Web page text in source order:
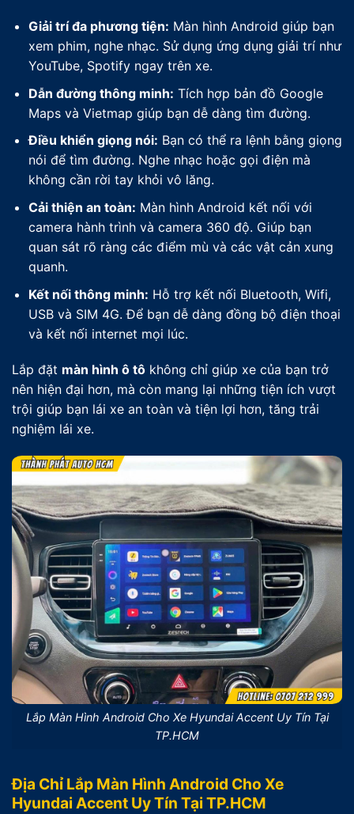
Giải trí đa phương tiện: Màn hình Android giúp bạn
xem phim, nghe nhạc. Sử dụng ứng dụng giải trí như
YouTube, Spotify ngay trên xe.
Dẫn đường thông minh: Tích hợp bản đồ Google
Maps và Vietmap giúp bạn dễ dàng tìm đường.
Điều khiển giọng nói: Bạn có thể ra lệnh bằng giọng
nói để tìm đường. Nghe nhạc hoặc gọi điện mà
không cần rời tay khỏi vô lăng.
Cải thiện an toàn: Màn hình Android kết nối với
camera hành trình và camera 360 độ. Giúp bạn
quan sát rõ ràng các điểm mù và các vật cản xung
quanh.
Kết nối thông minh: Hỗ trợ kết nối Bluetooth, Wifi,
USB và SIM 4G. Để bạn dễ dàng đồng bộ điện thoại
và kết nối internet mọi lúc.
Lắp đặt màn hình ô tô không chỉ giúp xe của bạn trở
nên hiện đại hơn, mà còn mang lại những tiện ích vượt
trội giúp bạn lái xe an toàn và tiện lợi hơn, tăng trải
nghiệm lái xe.
Lắp Màn Hình Android Cho Xe Hyundai Accent Uy Tín Tại
TP.HCM
Địa Chỉ Lắp Màn Hình Android Cho Xe
Hyundai Accent Uy Tín Tại TP.HCM